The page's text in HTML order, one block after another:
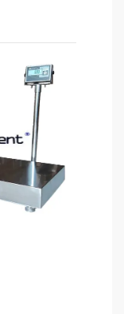
dilengkapi
untuk
yang bisa
bisa
baterai.